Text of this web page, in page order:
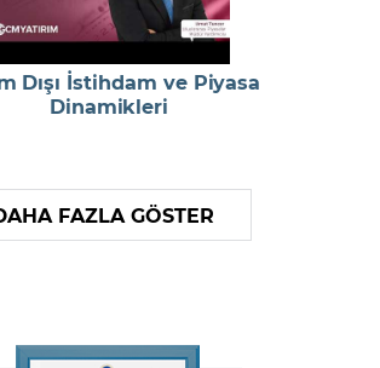
Dışı İstihdam ve Piyasa
Dinamikleri
FAZLA GÖSTER